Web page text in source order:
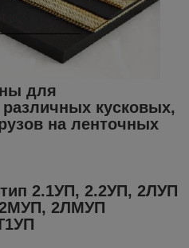
для
кусковых,
на ленточных
2.1УП, 2.2УП, 2ЛУП
2МУП, 2ЛМУП